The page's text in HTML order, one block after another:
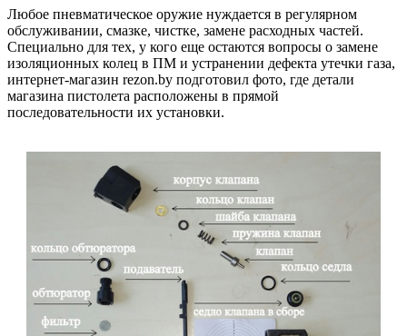
Любое пневматическое оружие нуждается в регулярном
обслуживании, смазке, чистке, замене расходных частей.
Специально для тех, у кого еще остаются вопросы о замене
изоляционных колец в ПМ и устранении дефекта утечки газа,
интернет-магазин rezon.by подготовил фото, где детали
магазина пистолета расположены в прямой
последовательности их установки.